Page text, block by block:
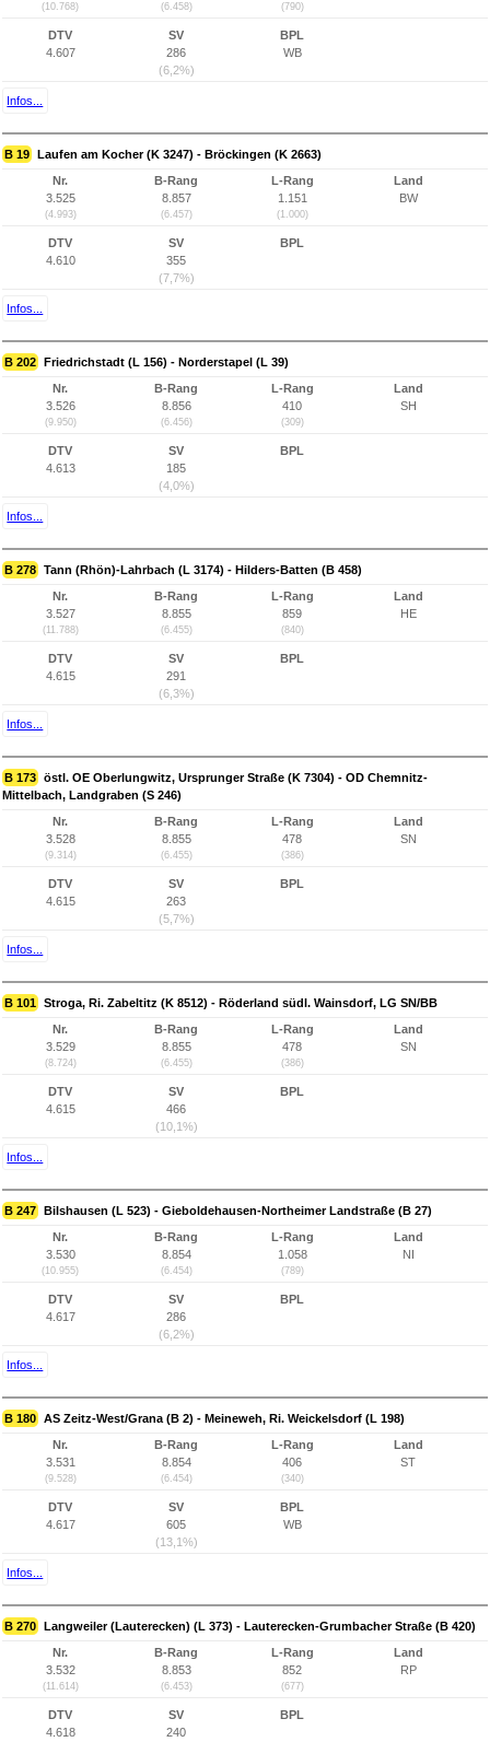
(10.768) (6.458) (790)
DTV
4.607
SV
286
(6,2%)
BPL
WB
Infos...
B 19 Laufen am Kocher (K 3247) - Bröckingen (K 2663)
Nr.
3.525
(4.993)
B-Rang
8.857
(6.457)
L-Rang
1.151
(1.000)
Land
BW
DTV
4.610
SV
355
(7,7%)
BPL
Infos...
B 202 Friedrichstadt (L 156) - Norderstapel (L 39)
Nr.
3.526
(9.950)
B-Rang
8.856
(6.456)
L-Rang
410
(309)
Land
SH
DTV
4.613
SV
185
(4,0%)
BPL
Infos...
B 278 Tann (Rhön)-Lahrbach (L 3174) - Hilders-Batten (B 458)
Nr.
3.527
(11.788)
B-Rang
8.855
(6.455)
L-Rang
859
(840)
Land
HE
DTV
4.615
SV
291
(6,3%)
BPL
Infos...
B 173 östl. OE Oberlungwitz, Ursprunger Straße (K 7304) - OD Chemnitz-
Mittelbach, Landgraben (S 246)
Nr.
3.528
(9.314)
B-Rang
8.855
(6.455)
L-Rang
478
(386)
Land
SN
DTV
4.615
SV
263
(5,7%)
BPL
Infos...
B 101 Stroga, Ri. Zabeltitz (K 8512) - Röderland südl. Wainsdorf, LG SN/BB
Nr.
3.529
(8.724)
B-Rang
8.855
(6.455)
L-Rang
478
(386)
Land
SN
DTV
4.615
SV
466
(10,1%)
BPL
Infos...
B 247 Bilshausen (L 523) - Gieboldehausen-Northeimer Landstraße (B 27)
Nr.
3.530
(10.955)
B-Rang
8.854
(6.454)
L-Rang
1.058
(789)
Land
NI
DTV
4.617
SV
286
(6,2%)
BPL
Infos...
B 180 AS Zeitz-West/Grana (B 2) - Meineweh, Ri. Weickelsdorf (L 198)
Nr.
3.531
(9.528)
B-Rang
8.854
(6.454)
L-Rang
406
(340)
Land
ST
DTV
4.617
SV
605
(13,1%)
BPL
WB
Infos...
B 270 Langweiler (Lauterecken) (L 373) - Lauterecken-Grumbacher Straße (B 420)
Nr.
3.532
(11.614)
B-Rang
8.853
(6.453)
L-Rang
852
(677)
Land
RP
DTV
4.618
SV
240
BPL